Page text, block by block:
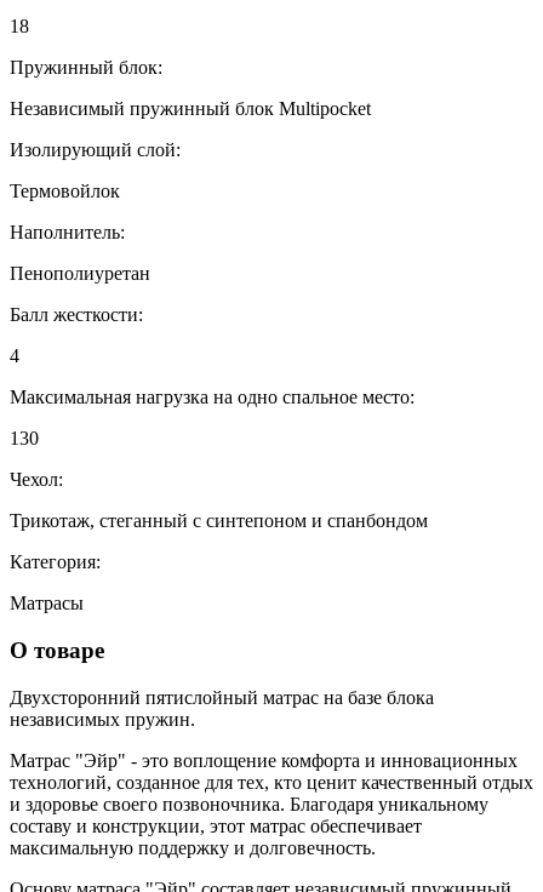
18
Пружинный блок:
Независимый пружинный блок Multipocket
Изолирующий слой:
Термовойлок
Наполнитель:
Пенополиуретан
Балл жесткости:
4
Максимальная нагрузка на одно спальное место:
130
Чехол:
Трикотаж, стеганный с синтепоном и спанбондом
Категория:
Матрасы
О товаре
Двухсторонний пятислойный матрас на базе блока
независимых пружин.
Матрас "Эйр" - это воплощение комфорта и инновационных
технологий, созданное для тех, кто ценит качественный отдых
и здоровье своего позвоночника. Благодаря уникальному
составу и конструкции, этот матрас обеспечивает
максимальную поддержку и долговечность.